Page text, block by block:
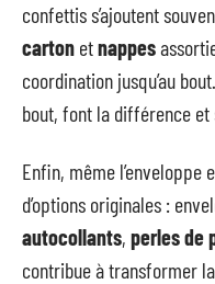
confettis s’ajoutent
carton etnappes
coordination jusqu’au
bout, font la différence et
Enfin, même
d’options originales :
autocollants, perles de
contribue à transformer